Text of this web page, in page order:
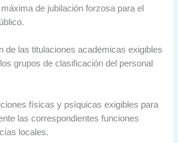
de jubilación forzosa para el
de las titulaciones académicas exigibles
grupos de clasificación del personal
físicas y psíquicas exigibles para
las correspondientes funciones
locales.